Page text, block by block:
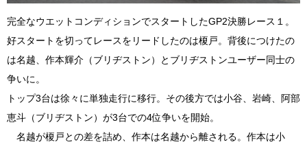
完全なウエットコンディションでスタートしたGP2決勝レース１。
好スタートを切ってレースをリードしたのは榎戸。背後につけたの
は名越、作本輝介（ブリヂストン）とブリヂストンユーザー同士の
争いに。
トップ3台は徐々に単独走行に移行。その後方では小谷、岩崎、阿部
恵斗（ブリヂストン）が3台での4位争いを開始。
名越が榎戸との差を詰め、作本は名越から離される。作本は小